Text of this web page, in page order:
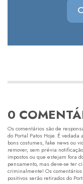
0
Os comentários são de
do Portal Patos Hoje. É
bons costumes, fake news ou
remover, sem prévia
impostos ou que estejam fora
pensamento, mas deve-se ter
criminalmente! Os
positivos serão retirados do